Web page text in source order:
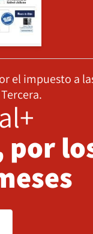
el impuesto a
por